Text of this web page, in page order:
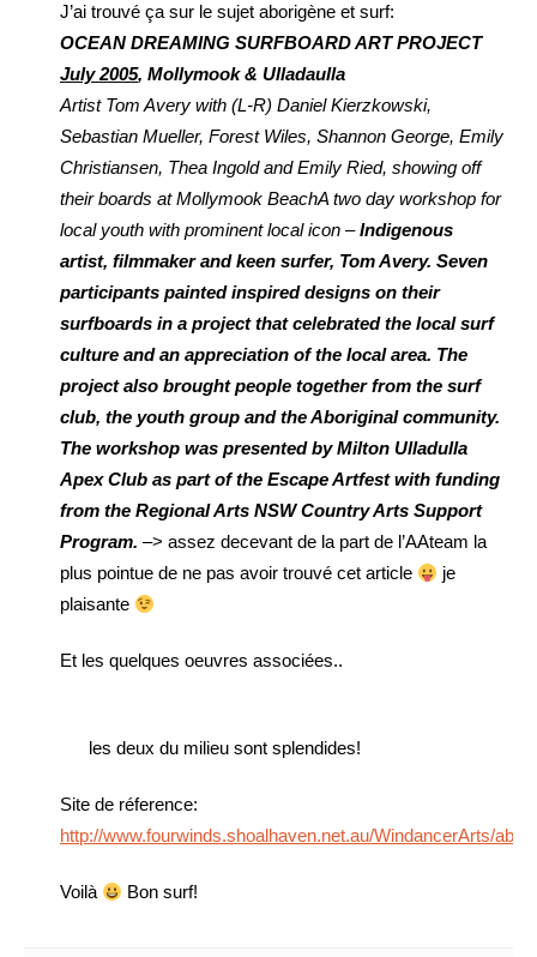
J’ai trouvé ça sur le sujet aborigène et surf:
OCEAN DREAMING SURFBOARD ART PROJECT
July 2005, Mollymook & Ulladaulla
Artist Tom Avery with (L-R) Daniel Kierzkowski,
Sebastian Mueller, Forest Wiles, Shannon George, Emily
Christiansen, Thea Ingold and Emily Ried, showing off
their boards at Mollymook BeachA two day workshop for
local youth with prominent local icon –Indigenous
artist, filmmaker and keen surfer, Tom Avery. Seven
participants painted inspired designs on their
surfboards in a project that celebrated the local surf
culture and an appreciation of the local area. The
project also brought people together from the surf
club, the youth group and the Aboriginal community.
The workshop was presented by Milton Ulladulla
Apex Club as part of the Escape Artfest with funding
from the Regional Arts NSW Country Arts Support
Program. –> assez decevant de la part de l’AAteam la
plus pointue de ne pas avoir trouvé cet article
je
plaisante
Et les quelques oeuvres associées..
les deux du milieu sont splendides!
Site de réference:
http://www.fourwinds.shoalhaven.net.au/WindancerArts/
Voilà Bon surf!